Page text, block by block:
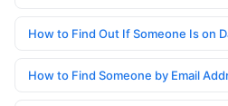
How to Find Out If Someone Is on
How to Find Someone by Email